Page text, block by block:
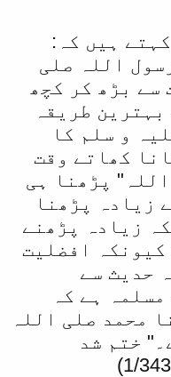
ہیں کہ:
اللہ صلی
سے بڑھ کر کچھ
طریقہ
و سلم کا
کھاتے وقت
پڑھنا ہی
زیادہ پڑھنا
زیادہ پڑھنے
افضلیت
حدیث سے
ہے کہ
محمد صلی اللہ
ختم شد